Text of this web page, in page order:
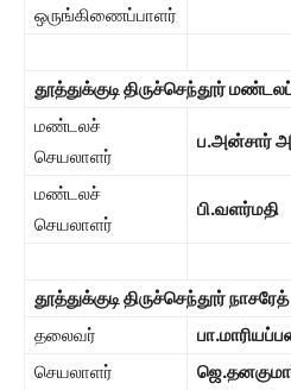
ஒருங்கிணைப்பாளர்
தூத்துக்குடி திருச்செந்தூர்
மண்டலச்
செயலாளர்
ப.அன்சார்
மண்டலச்
செயலாளர்
பி.வளர்மதி
தூத்துக்குடி திருச்செந்தூர்
தலைவர்
செயலாளர்